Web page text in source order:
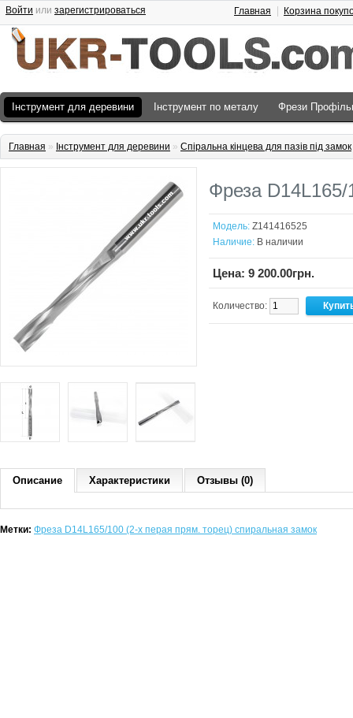
Войти или зарегистрироваться Главная Корзина
Інструмент для деревини Інструмент по металу Фрези
Главная » Інструмент для деревини » Спіральна кінцева для пазів під замок
Фреза
Модель: Z141416525
Наличие: В наличии
Цена: 9 200.00грн.
Количество:
Описание Характеристики Отзывы (0)
Метки: Фреза D14L165/100 (2-х перая прям. торец) спиральная замок